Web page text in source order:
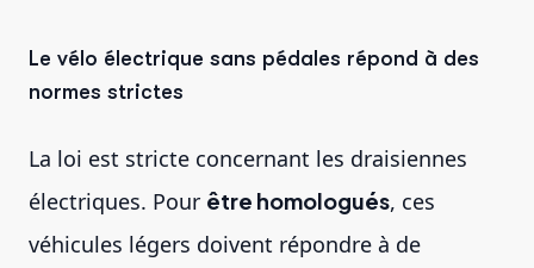
Le vélo électrique sans pédales répond à des
normes strictes
La loi est stricte concernant les draisiennes
électriques. Pour être homologués, ces
véhicules légers doivent répondre à de